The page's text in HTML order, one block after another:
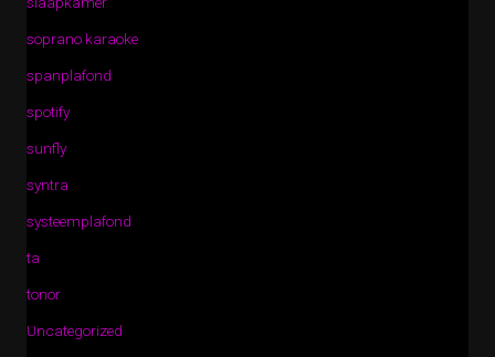
soprano karaoke
spanplafond
spotify
sunfly
syntra
systeemplafond
ta
tonor
Uncategorized